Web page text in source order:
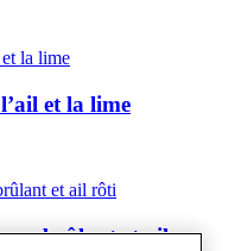
et la lime
brûlant et ail